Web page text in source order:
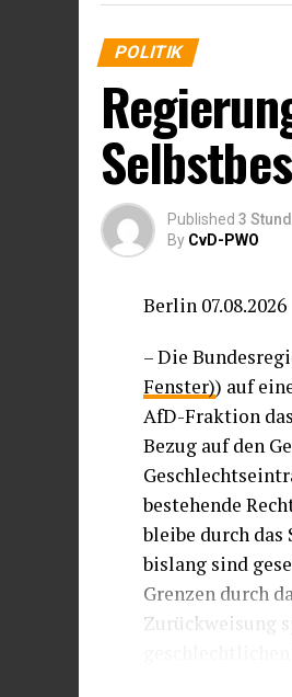
POLITIK
Published 3
By CvD-PWO
Berlin 07.08.2026
– Die
Fenster)) auf
AfD-Fraktion
Bezug auf den
bestehende
bleibe durch das
bislang sind
Grenzen durch
Zurückweisung
Geschlechts